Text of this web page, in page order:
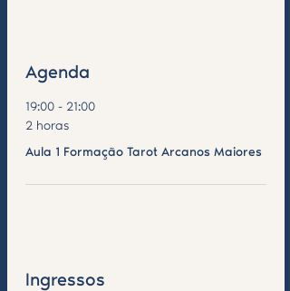
Agenda
19:00 - 21:00
2 horas
Aula 1 Formação Tarot Arcanos Maiores
Ingressos